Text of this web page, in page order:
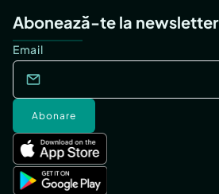
Abonează-te la newsletter
Email
Abonare